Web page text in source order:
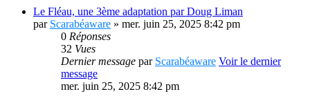
Le Fléau, une 3ème adaptation par Doug Liman
par Scarabéaware » mer. juin 25, 2025 8:42 pm
0 Réponses
32 Vues
Dernier message par Scarabéaware Voir le dernier
message
mer. juin 25, 2025 8:42 pm